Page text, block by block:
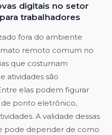
digitais no setor
trabalhadores
fora do ambiente
remoto comum no
que costumam
atividades são
elas podem figurar
de ponto eletrônico,
A validade dessas
pode depender de como